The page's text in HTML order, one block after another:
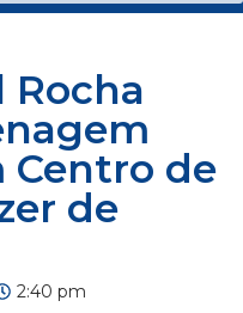
Rocha
Centro de
de
2:40 pm